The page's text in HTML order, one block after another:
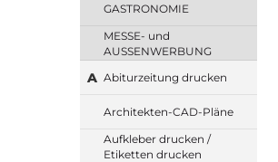
GASTRONOMIE
MESSE- und
AUSSENWERBUNG
A Abiturzeitung drucken
Architekten-CAD-Pläne
Aufkleber drucken /
Etiketten drucken